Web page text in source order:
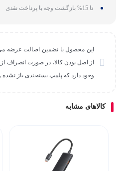
تا 15% بازگشت وجه با پرداخت نقدی
این محصول با تضمین اصالت عرضه
از اصل بودن کالا، در صورت انصراف
وجود دارد که پلمپ بسته‌بندی باز نشده
کالاهای مشابه